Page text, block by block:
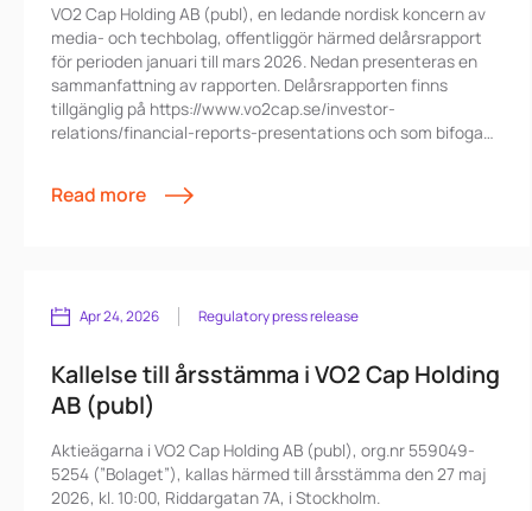
VO2 Cap Holding AB (publ), en ledande nordisk koncern av
media- och techbolag, offentliggör härmed delårsrapport
för perioden januari till mars 2026. Nedan presenteras en
sammanfattning av rapporten. Delårsrapporten finns
tillgänglig på https://www.vo2cap.se/investor-
relations/financial-reports-presentations och som bifogad
https://open.spotify.com/show/64ChAU3HPjdzdoqrRxMSBv?
Read more
Apr 24, 2026 Regulatory press release
Kallelse till årsstämma i VO2 Cap Holding
AB (publ)
Aktieägarna i VO2 Cap Holding AB (publ), org.nr 559049-
5254 (”Bolaget”), kallas härmed till årsstämma den 27 maj
2026, kl. 10:00, Riddargatan 7A, i Stockholm.